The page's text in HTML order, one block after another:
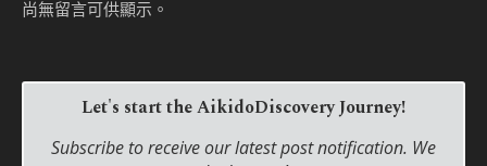
尚無留言可供顯示。
Let's start the AikidoDiscovery Journey!
Subscribe to receive our latest post notification. We